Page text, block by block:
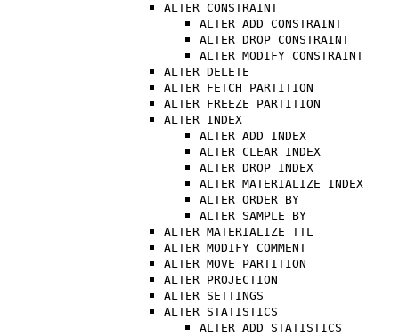
ALTER CONSTRAINT
ALTER ADD CONSTRAINT
ALTER DROP CONSTRAINT
ALTER MODIFY CONSTRAINT
ALTER DELETE
ALTER FETCH PARTITION
ALTER FREEZE PARTITION
ALTER INDEX
ALTER ADD INDEX
ALTER CLEAR INDEX
ALTER DROP INDEX
ALTER MATERIALIZE INDEX
ALTER ORDER BY
ALTER SAMPLE BY
ALTER MATERIALIZE TTL
ALTER MODIFY COMMENT
ALTER MOVE PARTITION
ALTER PROJECTION
ALTER SETTINGS
ALTER STATISTICS
ALTER ADD STATISTICS